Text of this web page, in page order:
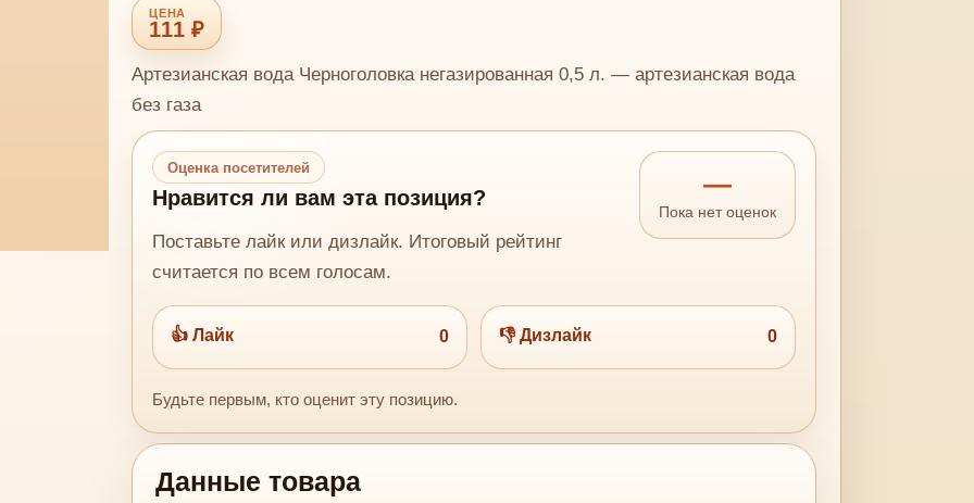
111 ₽
Артезианская вода Черноголовка негазированная 0,5 л. — артезианская вода
без газа
Оценка посетителей
Нравится ли вам эта позиция?
Поставьте лайк или дизлайк. Итоговый рейтинг
считается по всем голосам.
—
Пока нет оценок
👍 Лайк 0 👎 Дизлайк 0
Будьте первым, кто оценит эту позицию.
Данные товара